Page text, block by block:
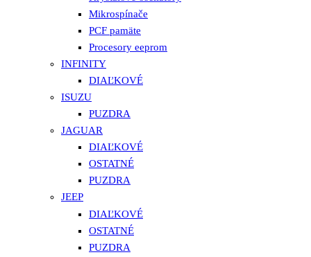
Mikrospínače
PCF pamäte
Procesory eeprom
INFINITY
DIAĽKOVÉ
ISUZU
PUZDRA
JAGUAR
DIAĽKOVÉ
OSTATNÉ
PUZDRA
JEEP
DIAĽKOVÉ
OSTATNÉ
PUZDRA